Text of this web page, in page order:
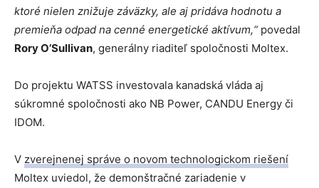
ktoré nielen znižuje záväzky, ale aj pridáva hodnotu a
premieňa odpad na cenné energetické aktívum,“ povedal
Rory O’Sullivan, generálny riaditeľ spoločnosti Moltex.
Do projektu WATSS investovala kanadská vláda aj
súkromné spoločnosti ako NB Power, CANDU Energy či
IDOM.
V zverejnenej správe o novom technologickom riešení
Moltex uviedol, že demonštračné zariadenie v